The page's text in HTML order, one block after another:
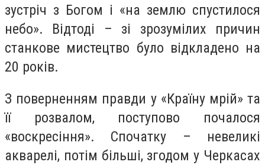
зустріч з Богом і «на землю спустилося
небо». Відтоді – зі зрозумілих причин
станкове мистецтво було відкладено на
20 років.
З поверненням правди у «Країну мрій» та
її розвалом, поступово почалося
«воскресіння». Спочатку – невеликі
акварелі, потім більші, згодом у Черкасах